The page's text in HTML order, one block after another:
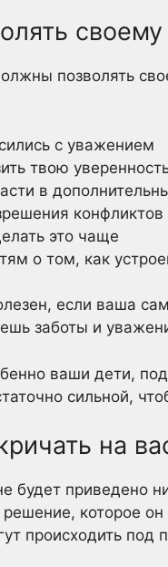
позволять
с уважением
твою
в
конфликтов
это чаще
о том, как
если ваша
заботы и
ваши дети,
сильной,
на
будет приведено
которое
происходить под